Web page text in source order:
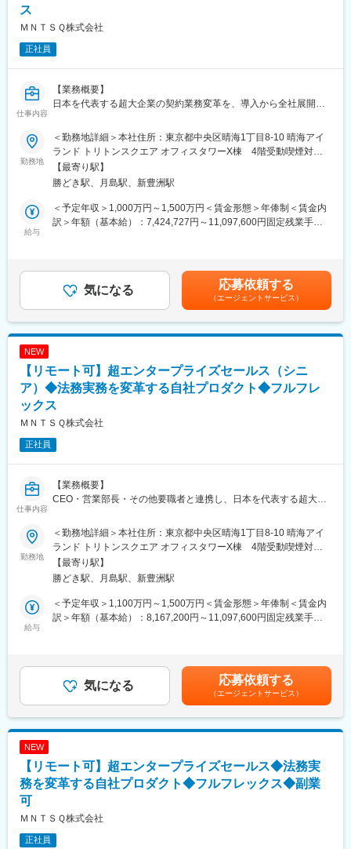
■業務詳細
【1】課題把握・戦略提案（上流）
・中長期のアカウント戦略／受注シナリオの立案
・経営層／幹部への提案、合意形成
・ネットワーク／クラウド／セキュリティ等を組み合わせた提案
設計
・社内の技術部門・サービス部門と連携し、提案の具体化・実装
を推進
【3】案件推進（営業プロジェクトマネジメント）・提供品質の担
・受注後のプロジェクト推進、体制構築、進捗管理
・契約／オーダ処理、品質改善、問い合わせ対応など、確実な提
・複数社の共通課題を起点に、他の顧客や業界全体にも展開可能
な提案や協業テーマを企画
KPI（収益、受注等）の達成に向け、チームで推進します。
・複数社担当で得た知見を活かし、業界横断で展開可能な提案を
生み出す
・現場に近い立場で裁量を持ち、自らのアイデアで挑戦的な提案
を形にする
変更の範囲：会社の定める業務
ス
ＭＮＴＳＱ株式会社
正社員
仕事内容
【業務概要】
日本を代表する超大企業の契約業務変革を、導入から全社展開ま
プレイヤーとして重要アカウントの非定型的なサクセスと、マネ
ジメントとしてサクセス定義・オペレーション構築まで含めた双
方 を期待します。
【業務詳細】
＜「シニア」レイヤーとしての期待＞
契約プラットフォームの「全社・全グループ会社」展開のハブ と
して、 顧客をグリップ する（超エンプラの戦略的なアカウントマ
＜カスタマーサクセス・コンサルタントとしての期待＞
カスタマーサクセス・コンサルタントとしての以下の通常業務も
含みます。
・顧客に「最大利用領域で、最短で導入」を行ったうえで、利活
用フェーズへ引継ぎ・連携
◇利活用支援と価値最大化
・導入後の利活用モニタリング、新機能・新サービスの提案
・法務部門→事業部門など複数部署・全社展開の設計・推進
・ユーザー会やカンファレンスを通じたコミュニティづくり
的に提示
・当社のサービスの思想・理想を顧客に浸透させ、将来のファン
◇組織横断プロジェクトへの参画・リード
・セールスやPdM向けに、顧客フィードバックに基づいた新規プ
ロダクトの立案や既存機能の改善提言
・セールスやプロダクト開発など、社内の他部署と連携した全社
的な顧客課題解決プロジェクトの推進
【業務のリアル】
◇導入プロジェクトの期間
◇導入企業の企業規模
・売上高1,000億円以上の超大企業が中心です
◇導入企業の主なステークホルダー
変更の範囲：会社の定める職種
勤務地
＜勤務地詳細＞本社住所：東京都中央区晴海1丁目8-10 晴海アイ
ランド トリトンスクエア オフィスタワーX棟 4階受動喫煙対
策：屋内全面禁煙変更の範囲：会社の定める事業所（リモートワ
ーク含む）
【最寄り駅】
勝どき駅、月島駅、新豊洲駅
給与
＜予定年収＞1,000万円～1,500万円＜賃金形態＞年俸制＜賃金内
訳＞年額（基本給）：7,424,727円～11,097,600円固定残業手当/
業手当＞有＜給与補足＞※評価年2回※上記給与とは別に「ストッ
クオプション制度」を導入しています。賃金はあくまでも目安の
金額であり、選考を通じて上下する可能性があります。月給(月額)
は固定手当を含めた表記です。
気になる 応募依頼する
（エージェントサービス）
NEW
【リモート可】超エンタープライズセールス（シニ
ア）◆法務実務を変革する自社プロダクト◆フルフレ
ックス
ＭＮＴＳＱ株式会社
正社員
仕事内容
【業務概要】
CEO・営業部長・その他要職者と連携し、日本を代表する超大企
いただきます。プレイヤーとしての力・マネジメントとしての力
、両方の発揮を期待します。
【業務詳細】
＜シニアレイヤーとしての期待＞
・GTM戦略と連動した営業戦略の設計・実行
・売上1兆円超企業群を中心とした、 アカウントマネジメント体
制の構築
＜超エンタープライズセールスとしての期待＞
・超エンタープライズアカウントに対する戦略立案・実行（ 初回
レイヤーへの提案を含む）
・プロダクトの 新機能企画・市場導入戦略の立案への関与
・正しい顧客に正しく売る（サクセス可能なプロジェクトをイメ
ージしたCSとの連携・協働）
勤務地
＜勤務地詳細＞本社住所：東京都中央区晴海1丁目8-10 晴海アイ
ランド トリトンスクエア オフィスタワーX棟 4階受動喫煙対
策：屋内全面禁煙変更の範囲：会社の定める事業所（リモートワ
ーク含む）
【最寄り駅】
勝どき駅、月島駅、新豊洲駅
給与
＜予定年収＞1,100万円～1,500万円＜賃金形態＞年俸制＜賃金内
訳＞年額（基本給）：8,167,200円～11,097,600円固定残業手当/
業手当＞有＜給与補足＞※評価年2回※上記給与とは別に「ストッ
クオプション制度」を導入しています。賃金はあくまでも目安の
金額であり、選考を通じて上下する可能性があります。月給(月額)
は固定手当を含めた表記です。
気になる 応募依頼する
（エージェントサービス）
NEW
【リモート可】超エンタープライズセールス◆法務実
務を変革する自社プロダクト◆フルフレックス◆副業
可
ＭＮＴＳＱ株式会社
正社員